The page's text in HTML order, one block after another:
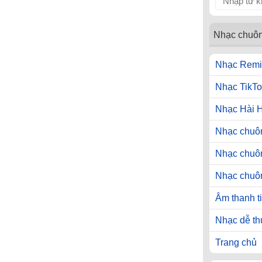
Nhạc
Nhạc
Nhạc
Nhạc Hài
Nhạc
Nhạc
Nhạc
Âm thanh
Nhạc dễ
Trang chủ